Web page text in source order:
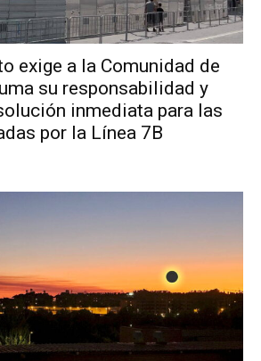
exige a la Comunidad de
su responsabilidad y
inmediata para las
por la Línea 7B